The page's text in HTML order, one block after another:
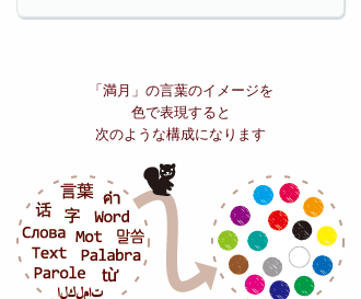
「満月」の言葉のイメージを
色で表現すると
次のような構成になります